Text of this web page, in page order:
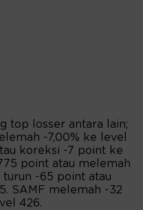
top losser antara lain;
-7,00% ke level
koreksi -7 point ke
point atau melemah
turun -65 point atau
SAMF melemah -32
426.